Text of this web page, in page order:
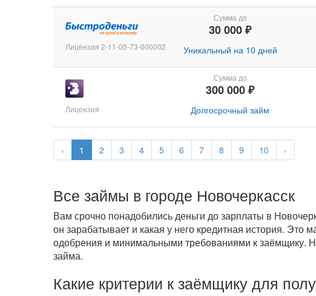
‹ 1 2 3 4 5 6 7 8 9 10 ›
Лицензия 2-11-05-73-000002
Сумма до
30 000 ₽
Уникальный на 10 дней
Лицензия
Сумма до
300 000 ₽
Долгосрочный займ
Все займы в городе Новочеркасск
Вам срочно понадобились деньги до зарплаты в
он зарабатывает и какая у него кредитная история.
одобрения и минимальными требованиями к заёмщику.
займа.
Какие критерии к заёмщику для